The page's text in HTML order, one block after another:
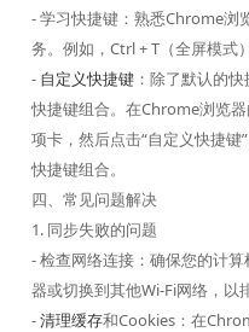
- 学习快捷键：熟悉Chrome浏
务。例如，Ctrl + T（全屏模式
- 自定义快捷键：除了默认的
快捷键组合。在Chrome浏览
项卡，然后点击“自定义快捷
快捷键组合。
四、常见问题解决
1. 同步失败的问题
- 检查网络连接：确保您的计
器或切换到其他Wi-Fi网络，以
-清理缓存和Cookies：在